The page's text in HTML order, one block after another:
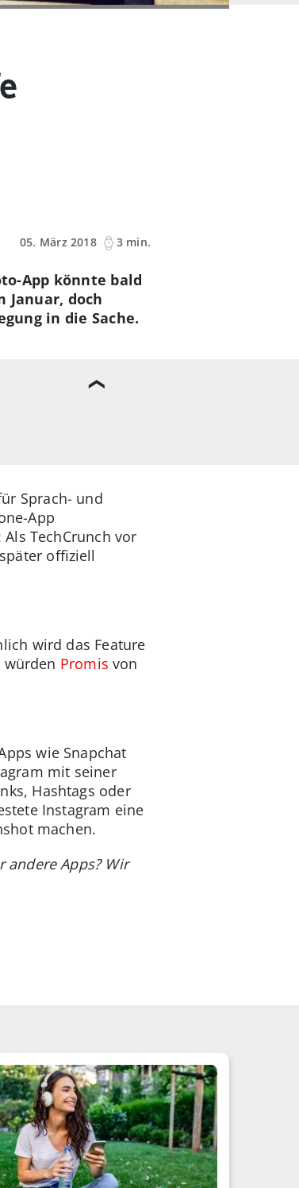
05. März 2018
3 min.
App könnte bald
Januar, doch
in die Sache.
Sprach- und
App
TechCrunch vor
offiziell
wird das Feature
würden Promis von
wie Snapchat
mit seiner
Hashtags oder
Instagram eine
machen.
andere Apps? Wir